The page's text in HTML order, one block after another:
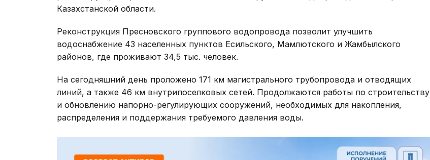
Казахстанской области.
Реконструкция Пресновского группового водопровода позволит улучшить
водоснабжение 43 населенных пунктов Есильского, Мамлютского и Жамбылского
районов, где проживают 34,5 тыс. человек.
На сегодняшний день проложено 171 км магистрального трубопровода и отводящих
линий, а также 46 км внутрипоселковых сетей. Продолжаются работы по строительству
и обновлению напорно-регулирующих сооружений, необходимых для накопления,
распределения и поддержания требуемого давления воды.